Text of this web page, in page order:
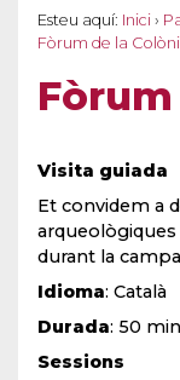
Esteu aquí: Inici ›
Fòrum de la
Visita guiada
Et convidem a
arqueològiques
durant la
Idioma: Català
Durada: 50 min
Sessions